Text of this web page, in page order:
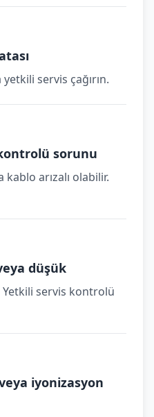
servis çağırın.
kontrolü sorunu
kablo arızalı olabilir.
düşük
Yetkili servis kontrolü
iyonizasyon